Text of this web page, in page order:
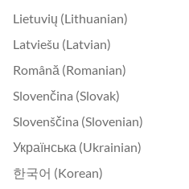
Lietuvių (Lithuanian)
Latviešu (Latvian)
Română (Romanian)
Slovenčina (Slovak)
Slovenščina (Slovenian)
Українська (Ukrainian)
한국어 (Korean)